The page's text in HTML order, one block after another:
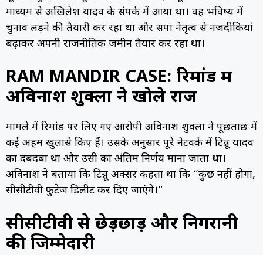
माध्यम से अखिलेश यादव के संपर्क में आया था। वह भविष्य में
चुनाव लड़ने की तैयारी कर रहा था और सपा नेतृत्व से नजदीकियां
बढ़ाकर अपनी राजनीतिक जमीन तैयार कर रहा था।
RAM MANDIR CASE: रिमांड में
अविनाश शुक्ला ने खोले राज
मामले में रिमांड पर लिए गए आरोपी अविनाश शुक्ला ने पूछताछ में
कई अहम खुलासे किए हैं। उसके अनुसार पूरे नेटवर्क में टिन्नू यादव
का दबदबा था और उसी का अंतिम निर्णय माना जाता था।
अविनाश ने बताया कि टिन्नू अक्सर कहता था कि “कुछ नहीं होगा,
सीसीटीवी फुटेज डिलीट कर दिए जाएंगे।”
सीसीटीवी से छेड़छाड़ और निगरानी
की जिम्मेदारी